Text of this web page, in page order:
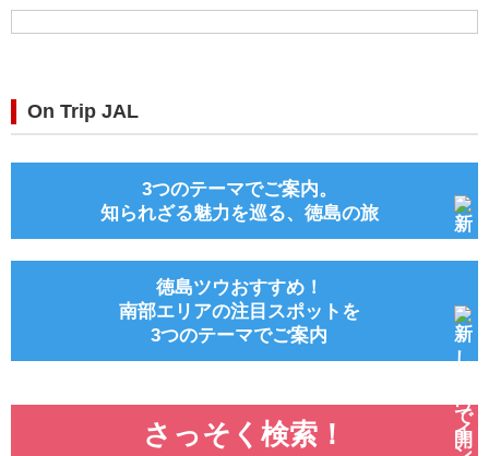
On Trip JAL
3つのテーマでご案内。
知られざる魅力を巡る、徳島の旅
徳島ツウおすすめ！
南部エリアの注目スポットを
3つのテーマでご案内
さっそく検索！